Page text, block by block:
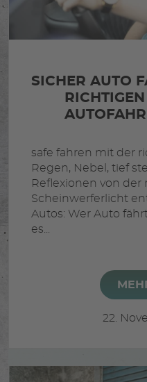
SICHER AUTO
RICHTIGEN
safe fahren mit der
Regen, Nebel, tief
Reflexionen von der
Scheinwerferlicht
Autos: Wer Auto
es...
22.